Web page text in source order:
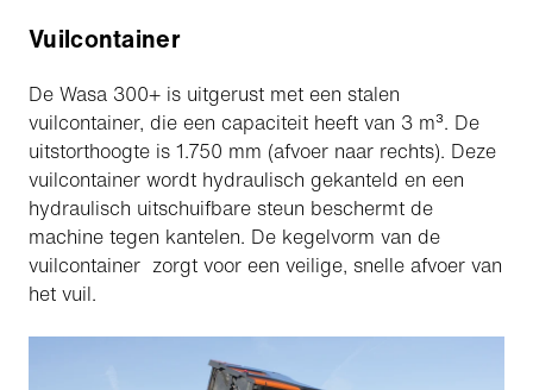
Vuilcontainer
De Wasa 300+ is uitgerust met een stalen
vuilcontainer, die een capaciteit heeft van 3 m³. De
uitstorthoogte is 1.750 mm (afvoer naar rechts). Deze
vuilcontainer wordt hydraulisch gekanteld en een
hydraulisch uitschuifbare steun beschermt de
machine tegen kantelen. De kegelvorm van de
vuilcontainer zorgt voor een veilige, snelle afvoer van
het vuil.